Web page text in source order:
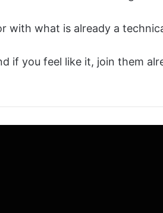
with what is already a
if you feel like it, join them